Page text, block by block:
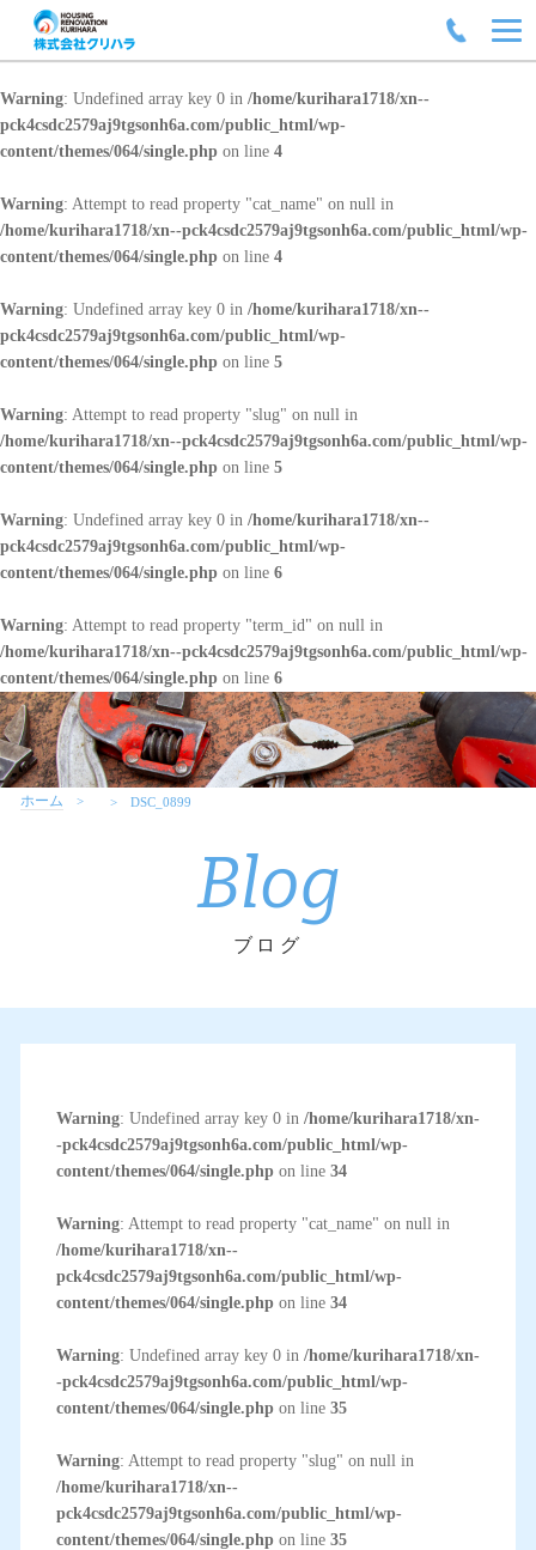
Warning: Undefined array key 0 in /home/kurihara1718/xn--
pck4csdc2579aj9tgsonh6a.com/public_html/wp-
content/themes/064/single.php on line 4
Warning: Attempt to read property "cat_name" on null in
/home/kurihara1718/xn--pck4csdc2579aj9tgsonh6a.com/public_html/wp-
content/themes/064/single.php on line 4
Warning: Undefined array key 0 in /home/kurihara1718/xn--
pck4csdc2579aj9tgsonh6a.com/public_html/wp-
content/themes/064/single.php on line 5
Warning: Attempt to read property "slug" on null in
/home/kurihara1718/xn--pck4csdc2579aj9tgsonh6a.com/public_html/wp-
content/themes/064/single.php on line 5
Warning: Undefined array key 0 in /home/kurihara1718/xn--
pck4csdc2579aj9tgsonh6a.com/public_html/wp-
content/themes/064/single.php on line 6
Warning: Attempt to read property "term_id" on null in
/home/kurihara1718/xn--pck4csdc2579aj9tgsonh6a.com/public_html/wp-
content/themes/064/single.php on line 6
ホーム DSC_0899
Blog
ブログ
Warning: Undefined array key 0 in /home/kurihara1718/xn-
-pck4csdc2579aj9tgsonh6a.com/public_html/wp-
content/themes/064/single.phpon line 34
Warning: Attempt to read property "cat_name" on null in
/home/kurihara1718/xn--
pck4csdc2579aj9tgsonh6a.com/public_html/wp-
content/themes/064/single.phpon line 34
Warning: Undefined array key 0 in /home/kurihara1718/xn-
-pck4csdc2579aj9tgsonh6a.com/public_html/wp-
content/themes/064/single.phpon line 35
Warning: Attempt to read property "slug" on null in
/home/kurihara1718/xn--
pck4csdc2579aj9tgsonh6a.com/public_html/wp-
content/themes/064/single.phpon line 35